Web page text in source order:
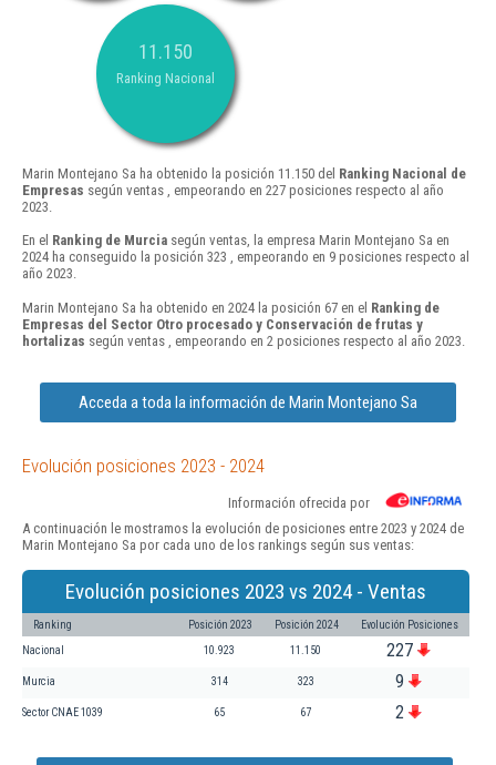
11.150
Ranking Nacional
Marin Montejano Sa ha obtenido la posición 11.150 del Ranking Nacional de
Empresas según ventas , empeorando en 227 posiciones respecto al año
2023.
En el Ranking de Murcia según ventas, la empresa Marin Montejano Sa en
2024 ha conseguido la posición 323 , empeorando en 9 posiciones respecto al
año 2023.
Marin Montejano Sa ha obtenido en 2024 la posición 67 en el Ranking de
Empresas del Sector Otro procesado y Conservación de frutas y
hortalizas según ventas , empeorando en 2 posiciones respecto al año 2023.
Acceda a toda la información de Marin Montejano Sa
Evolución posiciones 2023 - 2024
Información ofrecida por
A continuación le mostramos la evolución de posiciones entre 2023 y 2024 de
Marin Montejano Sa por cada uno de los rankings según sus ventas:
Evolución posiciones 2023 vs 2024 - Ventas
Ranking Posición 2023 Posición 2024 Evolución Posiciones
Nacional 10.923 11.150 227
Murcia 314 323 9
Sector CNAE 1039 65 67 2